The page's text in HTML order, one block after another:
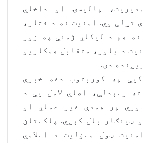
پالیسۍ او داخلي
تړلی وي. امنیت نه د فشار،
هم د لیکلي ژمنې په زور
د باور، متقابل همکاریو
دی.
په کوربتوب دغه خبرې
رسېدلې، اصلي لامل یې د
پر همدې غیر عملي او
ټینګار بلل کېږي. پاکستان
ټول مسؤلیت د اسلامي